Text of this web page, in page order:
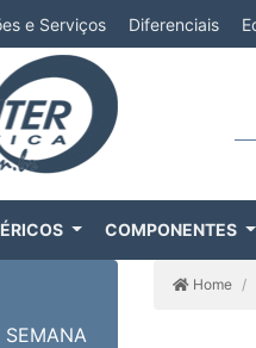
e Serviços Diferenciais
COMPONENTES
SEMANA
Home